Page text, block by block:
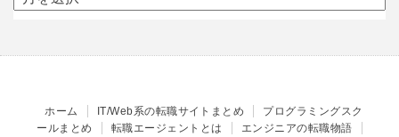
ー
ホーム IT/Web系の転職サイトまとめ
プログラミングスク
ールまとめ
転職エージェントとは エンジニアの転職物語